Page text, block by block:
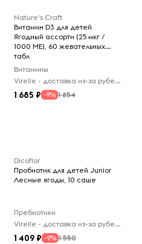
Nature's Craft
Витамин D3 для детей
Ягодный ассорти (25 мкг /
1000 МЕ), 60 жевательных
табл
Витамины
Virelle - доставка из-за рубежа
1 685 -9% 1 854
Dicoflor
Пробиотик для детей Junior
Лесные ягоды, 10 саше
Пребиотики
Virelle - доставка из-за рубежа
1 409 -9% 1 550